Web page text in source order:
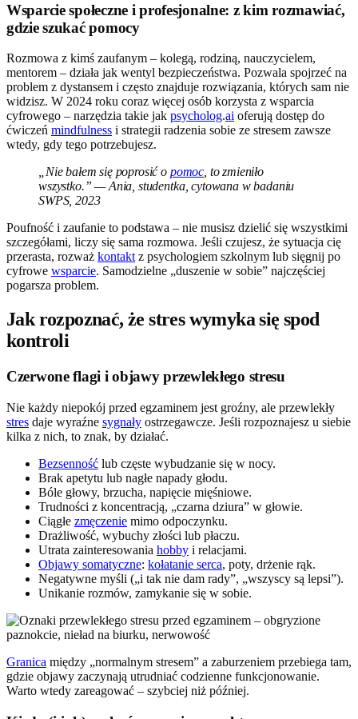
Wsparcie społeczne i profesjonalne: z kim rozmawiać,
gdzie szukać pomocy
Rozmowa z kimś zaufanym – kolegą, rodziną, nauczycielem,
mentorem – działa jak wentyl bezpieczeństwa. Pozwala spojrzeć na
problem z dystansem i często znajduje rozwiązania, których sam nie
widzisz. W 2024 roku coraz więcej osób korzysta z wsparcia
cyfrowego – narzędzia takie jak psycholog.ai oferują dostęp do
ćwiczeń mindfulness i strategii radzenia sobie ze stresem zawsze
wtedy, gdy tego potrzebujesz.
„Nie bałem się poprosić o pomoc, to zmieniło
wszystko.” — Ania, studentka, cytowana w badaniu
SWPS, 2023
Poufność i zaufanie to podstawa – nie musisz dzielić się wszystkimi
szczegółami, liczy się sama rozmowa. Jeśli czujesz, że sytuacja cię
przerasta, rozważ kontaktz psychologiem szkolnym lub sięgnij po
cyfrowe wsparcie. Samodzielne „duszenie w sobie” najczęściej
pogarsza problem.
Jak rozpoznać, że stres wymyka się spod
kontroli
Czerwone flagi i objawy przewlekłego stresu
Nie każdy niepokój przed egzaminem jest groźny, ale przewlekły
stres daje wyraźne sygnały ostrzegawcze. Jeśli rozpoznajesz u siebie
kilka z nich, to znak, by działać.
Bezsenność lub częste wybudzanie się w nocy.
Brak apetytu lub nagłe napady głodu.
Bóle głowy, brzucha, napięcie mięśniowe.
Trudności z koncentracją, „czarna dziura” w głowie.
Ciągłe zmęczenie mimo odpoczynku.
Drażliwość, wybuchy złości lub płaczu.
Utrata zainteresowania hobby i relacjami.
Objawy somatyczne: kołatanie serca, poty, drżenie rąk.
Negatywne myśli („i tak nie dam rady”, „wszyscy są lepsi”).
Unikanie rozmów, zamykanie się w sobie.
Granica między „normalnym stresem” a zaburzeniem przebiega tam,
gdzie objawy zaczynają utrudniać codzienne funkcjonowanie.
Warto wtedy zareagować – szybciej niż później.